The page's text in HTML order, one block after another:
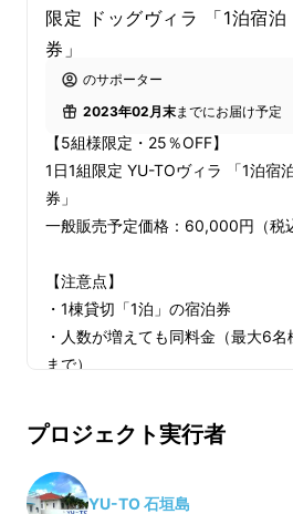
美しいサンゴ礁が広がるプ
限定 ドッグヴィラ 「1泊宿泊
券」
のサポーター
2023年02月末までにお届け予定
【5組様限定・25％OFF】
1日1組限定 YU-TOヴィラ 「1泊宿
券」
一般販売予定価格：60,000円（税
【注意点】
・1棟貸切「1泊」の宿泊券
・人数が増えても同料金（最大6名
まで）
金が発生します（詳細はページ内に
載、お支払いは現地精算）
・有効期限：2023年2月1日〜2023
月30日（サービスの開始が遅れた場
プロジェクト実行者
YU-TO 石垣島